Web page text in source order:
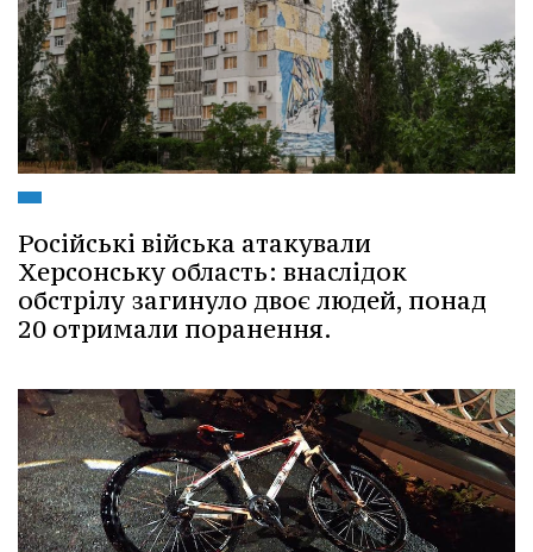
Російські війська атакували
Херсонську область: внаслідок
обстрілу загинуло двоє людей, понад
20 отримали поранення.